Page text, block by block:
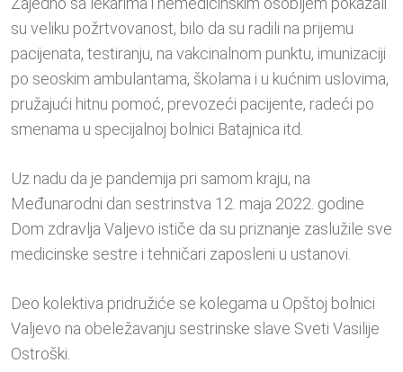
su veliku požrtvovanost, bilo da su radili na prijemu
pacijenata, testiranju, na vakcinalnom punktu, imunizaciji
po seoskim ambulantama, školama i u kućnim uslovima,
pružajući hitnu pomoć, prevozeći pacijente, radeći po
smenama u specijalnoj bolnici Batajnica itd.
Uz nadu da je pandemija pri samom kraju, na
Međunarodni dan sestrinstva 12. maja 2022. godine
Dom zdravlja Valjevo ističe da su priznanje zaslužile sve
medicinske sestre i tehničari zaposleni u ustanovi.
Deo kolektiva pridružiće se kolegama u Opštoj bolnici
Valjevo na obeležavanju sestrinske slave Sveti Vasilije
Ostroški.